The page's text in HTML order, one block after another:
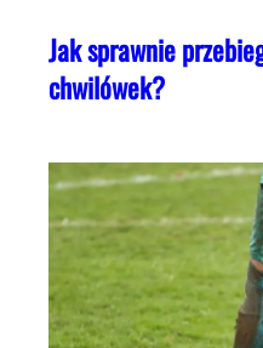
Jak sprawnie
chwilówek?